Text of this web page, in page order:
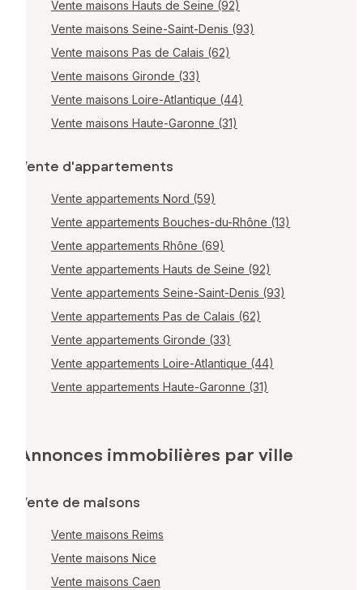
Vente maisons Hauts de Seine (92)
Vente maisons Seine-Saint-Denis (93)
Vente maisons Pas de Calais (62)
Vente maisons Gironde (33)
Vente maisons Loire-Atlantique (44)
Vente maisons Haute-Garonne (31)
Vente d'appartements
Vente appartements Nord (59)
Vente appartements Bouches-du-Rhône (13)
Vente appartements Rhône (69)
Vente appartements Hauts de Seine (92)
Vente appartements Seine-Saint-Denis (93)
Vente appartements Pas de Calais (62)
Vente appartements Gironde (33)
Vente appartements Loire-Atlantique (44)
Vente appartements Haute-Garonne (31)
Annonces immobilières par ville
Vente de maisons
Vente maisons Reims
Vente maisons Nice
Vente maisons Caen